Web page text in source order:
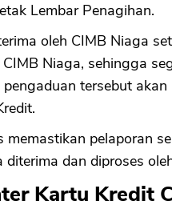
Lembar Penagihan.
oleh CIMB Niaga
Niaga, sehingga
tersebut akan
pelaporan
dan diproses
Kartu Kredit